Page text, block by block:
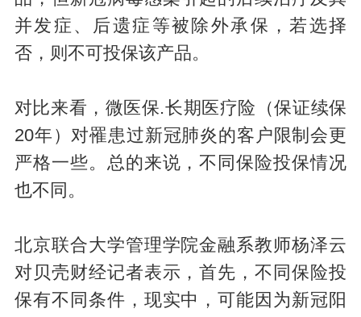
并发症、后遗症等被除外承保，若选择
否，则不可投保该产品。
对比来看，微医保.长期医疗险（保证续保
20年）对罹患过新冠肺炎的客户限制会更
严格一些。总的来说，不同保险投保情况
也不同。
北京联合大学管理学院金融系教师杨泽云
对贝壳财经记者表示，首先，不同保险投
保有不同条件，现实中，可能因为新冠阳